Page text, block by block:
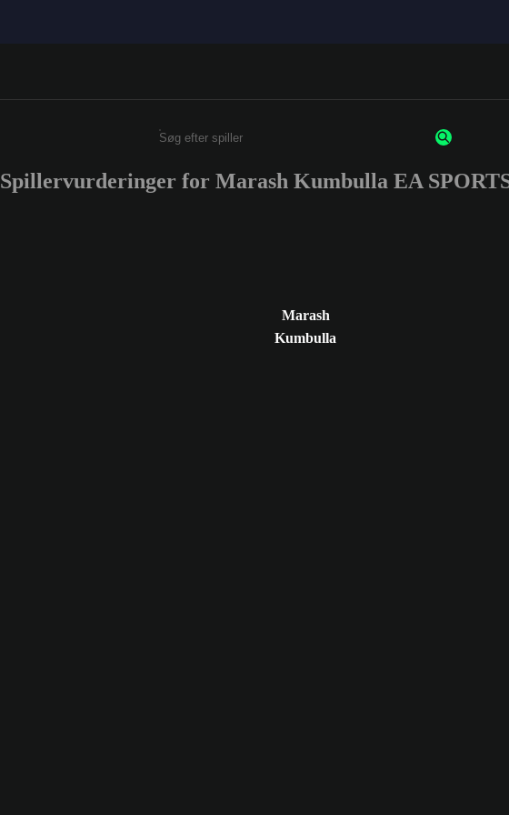
Enter a minimum of 3 characters or numbers
Spillervurderinger for Marash Kumbulla EA
Marash
Kumbulla